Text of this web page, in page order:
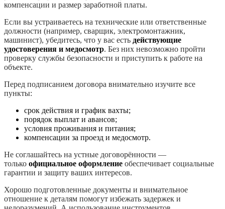
компенсации и размер заработной платы.
Если вы устраиваетесь на технические или ответственные
должности (например, сварщик, электромонтажник,
машинист), убедитесь, что у вас есть действующие
удостоверения и медосмотр. Без них невозможно пройти
проверку службы безопасности и приступить к работе на
объекте.
Перед подписанием договора внимательно изучите все
пункты:
срок действия и график вахты;
порядок выплат и авансов;
условия проживания и питания;
компенсации за проезд и медосмотр.
Не соглашайтесь на устные договорённости —
только официальное оформление обеспечивает социальные
гарантии и защиту ваших интересов.
Хорошо подготовленные документы и внимательное
отношение к деталям помогут избежать задержек и